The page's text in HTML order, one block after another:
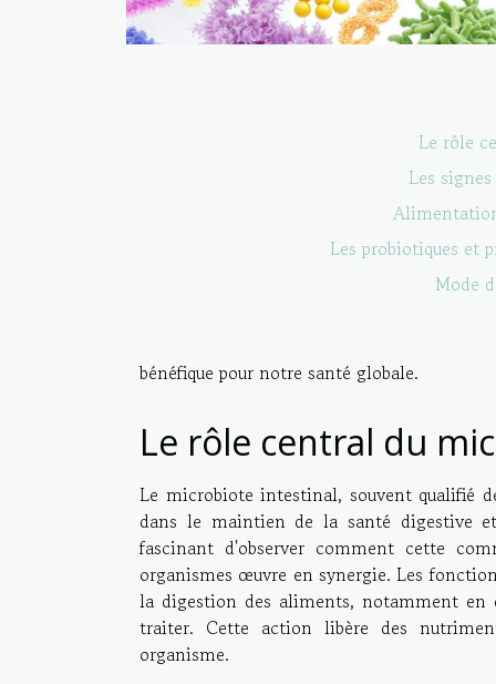
Le rôle
Les
Les probiotiques et
Mode
bénéfique pour notre santé globale.
Le rôle central du
Le microbiote intestinal, souvent qualifié
dans le maintien de la santé digestive
fascinant d'observer comment cette
organismes œuvre en synergie. Les
la digestion des aliments, notamment en
traiter. Cette action libère des
organisme.